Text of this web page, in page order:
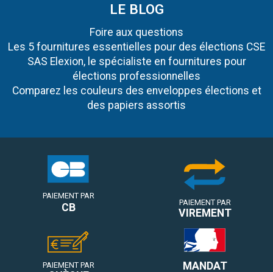
LE BLOG
Foire aux questions
Les 5 fournitures essentielles pour des élections CSE
SAS Elexion, le spécialiste en fournitures pour
élections professionnelles
Comparez les couleurs des enveloppes élections et
des papiers assortis
PAIEMENT PAR
CB PAIEMENT PAR
VIREMENT
PAIEMENT PAR MANDAT